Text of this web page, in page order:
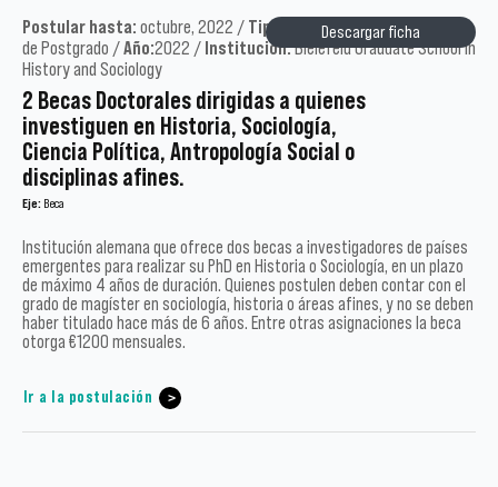
Descargar ficha
Postular hasta: octubre, 2022 / Tipo:
Académicos y estudiantes
de Postgrado /Año:2022 / Institución:Bielefeld Graduate School in
History and Sociology
2 Becas Doctorales dirigidas a quienes
investiguen en Historia, Sociología,
Ciencia Política, Antropología Social o
disciplinas afines.
Eje: Beca
Institución alemana que ofrece dos becas a investigadores de países
emergentes para realizar su PhD en Historia o Sociología, en un plazo
de máximo 4 años de duración. Quienes postulen deben contar con el
grado de magíster en sociología, historia o áreas afines, y no se deben
haber titulado hace más de 6 años. Entre otras asignaciones la beca
otorga €1200 mensuales.
Ir a la postulación